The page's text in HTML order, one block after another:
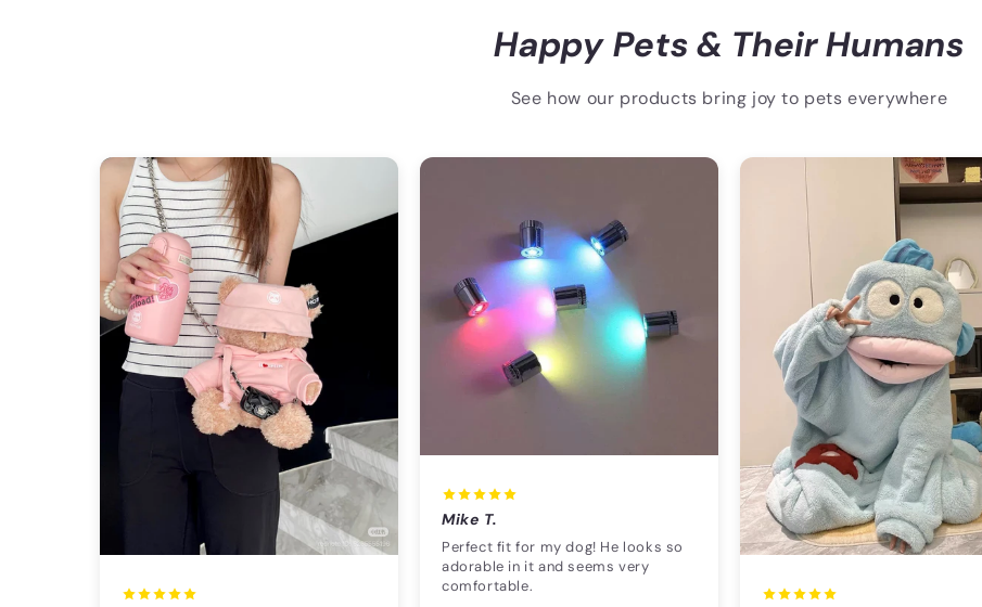
Happy Pets & Their Humans
See how our products bring joy to pets everywhere
Mike T.
Perfect fit for my dog! He looks so
adorable in it and seems very
comfortable.